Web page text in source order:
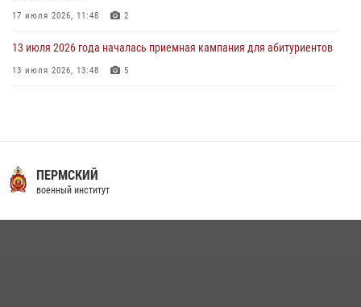
17 июля 2026, 11:48 2
13 июля 2026 года началась приемная кампания для абитуриентов
13 июля 2026, 13:48 5
16 июля 2026, 12:29 3
29 июля 2026 года в военном институте состоялась церемония
приведения военнослужащих к Военной присяге
ПЕРМСКИЙ
военный институт